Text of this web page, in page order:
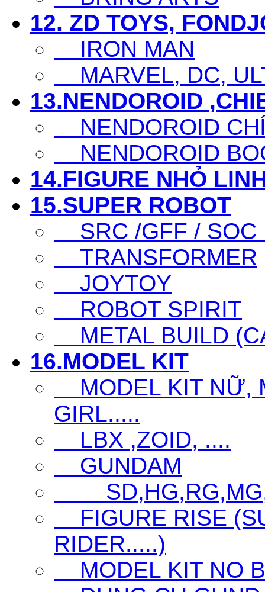
12. ZD TOYS,
IRON MAN
MARVEL, DC,
13.NENDOROID
NENDOROID
NENDOROID
14.FIGURE NHỎ
15.SUPER ROBOT
SRC /GFF / SOC
TRANSFORMER
JOYTOY
ROBOT SPIRIT
METAL BUILD
16.MODEL KIT
MODEL KIT NỮ,
GIRL.....
LBX ,ZOID, ....
GUNDAM
FIGURE RISE
RIDER.....)
MODEL KIT NO